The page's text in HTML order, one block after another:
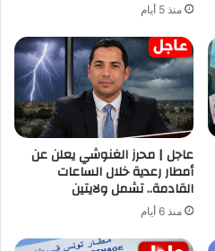
منذ 5 أيام
عاجل | محرز الغنوشي يعلن عن
أمطار رعدية خلال الساعات
القادمة.. تشمل ولايتين
منذ 6 أيام